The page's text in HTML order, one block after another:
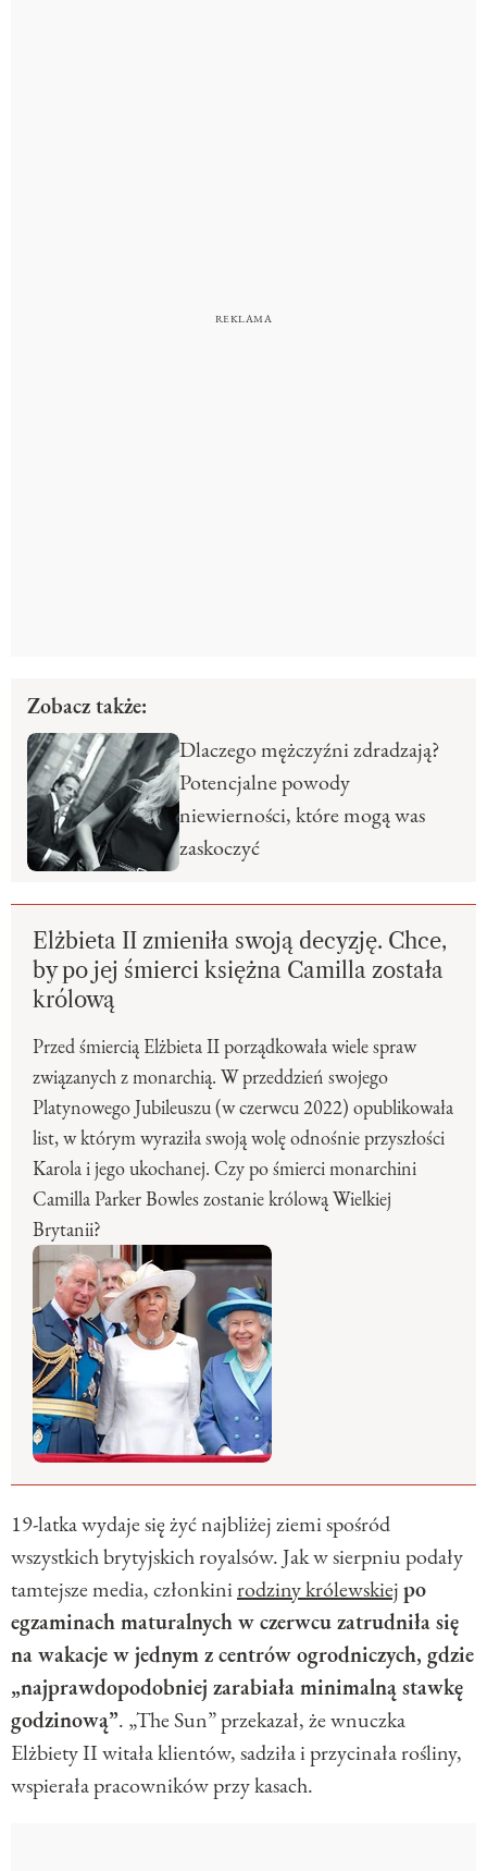
Zobacz także:
Dlaczego mężczyźni zdradzają?
Potencjalne powody
niewierności, które mogą was
zaskoczyć
Elżbieta II zmieniła swoją decyzję. Chce,
by po jej śmierci księżna Camilla została
królową
Przed śmiercią Elżbieta II porządkowała wiele spraw
związanych z monarchią. W przeddzień swojego
Platynowego Jubileuszu (w czerwcu 2022) opublikowała
list, w którym wyraziła swoją wolę odnośnie przyszłości
Karola i jego ukochanej. Czy po śmierci monarchini
Camilla Parker Bowles zostanie królową Wielkiej
Brytanii?
19-latka wydaje się żyć najbliżej ziemi spośród
wszystkich brytyjskich royalsów. Jak w sierpniu podały
tamtejsze media, członkinirodziny królewskiejpo
egzaminach maturalnych w czerwcu zatrudniła się
na wakacje w jednym z centrów ogrodniczych, gdzie
„najprawdopodobniej zarabiała minimalną stawkę
godzinową”. „The Sun” przekazał, że wnuczka
Elżbiety II witała klientów, sadziła i przycinała rośliny,
wspierała pracowników przy kasach.